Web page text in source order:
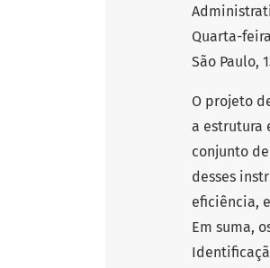
Quarta-
São Paulo,
O projeto
a estrutura
conjunto
desses
eficiência,
Em suma,